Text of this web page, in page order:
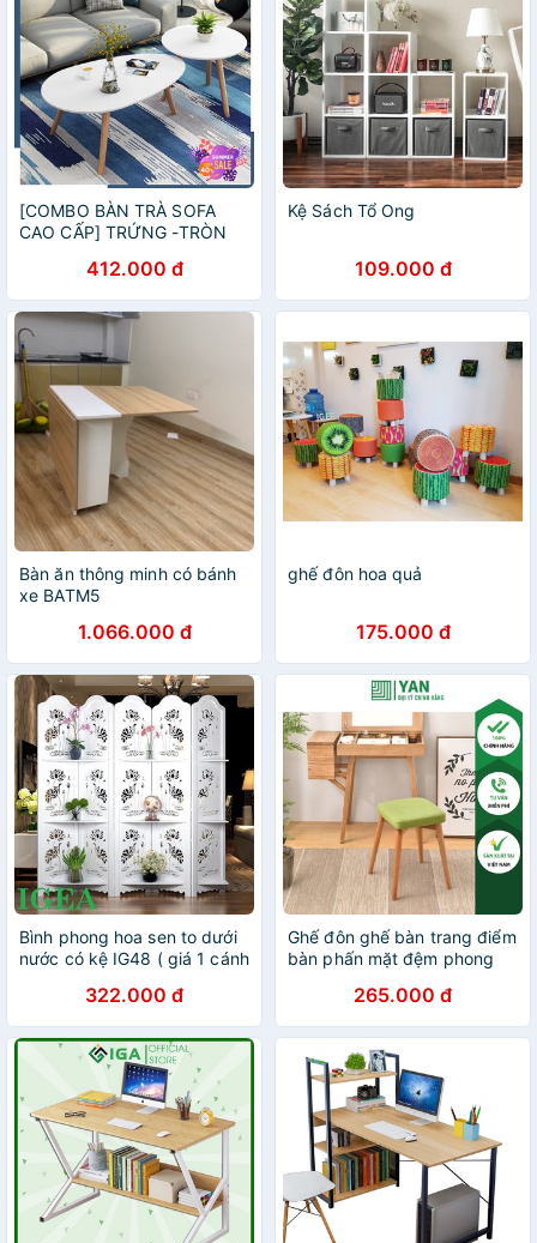
[COMBO BÀN TRÀ SOFA
CAO CẤP] TRỨNG -TRÒN
412.000 đ
Kệ Sách Tổ Ong
109.000 đ
Bàn ăn thông minh có bánh
xe BATM5
1.066.000 đ
ghế đôn hoa quả
175.000 đ
Bình phong hoa sen to dưới
nước có kệ IG48 ( giá 1 cánh
322.000 đ
Ghế đôn ghế bàn trang điểm
bàn phấn mặt đệm phong
265.000 đ